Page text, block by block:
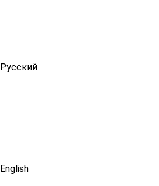
Русский
English